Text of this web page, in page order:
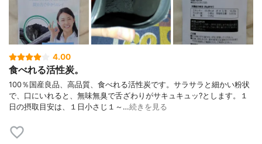
4.00
食べれる活性炭。
100％国産良品、高品質、食べれる活性炭です。サラサラと細かい粉状
で、口にいれると、無味無臭で舌ざわりがサキュキュッ?とします。１
日の摂取目安は、１日小さじ１～…続きを見る